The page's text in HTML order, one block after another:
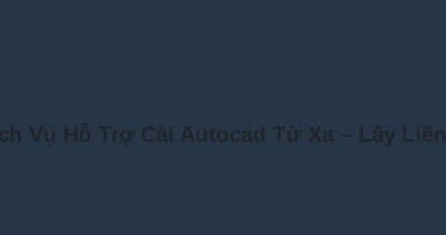
Vụ Hỗ Trợ Cài Autocad Từ Xa – Lấy Liền